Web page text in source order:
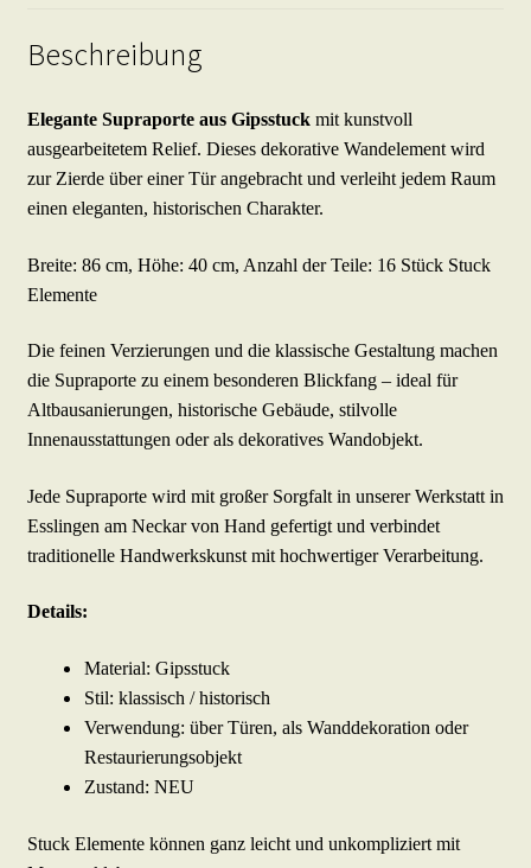
Beschreibung
Elegante Supraporte aus Gipsstuck mit kunstvoll
ausgearbeitetem Relief. Dieses dekorative Wandelement wird
zur Zierde über einer Tür angebracht und verleiht jedem Raum
einen eleganten, historischen Charakter.
Breite: 86 cm, Höhe: 40 cm, Anzahl der Teile: 16 Stück Stuck
Elemente
Die feinen Verzierungen und die klassische Gestaltung machen
die Supraporte zu einem besonderen Blickfang – ideal für
Altbausanierungen, historische Gebäude, stilvolle
Innenausstattungen oder als dekoratives Wandobjekt.
Jede Supraporte wird mit großer Sorgfalt in unserer Werkstatt in
Esslingen am Neckar von Hand gefertigt und verbindet
traditionelle Handwerkskunst mit hochwertiger Verarbeitung.
Details:
Material: Gipsstuck
Stil: klassisch / historisch
Verwendung: über Türen, als Wanddekoration oder
Restaurierungsobjekt
Zustand: NEU
Stuck Elemente können ganz leicht und unkompliziert mit